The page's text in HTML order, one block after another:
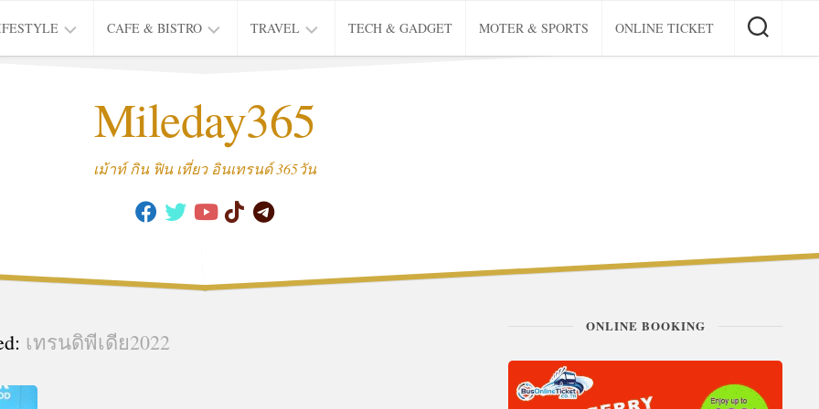
CAFE & BISTRO
CAFE
TRAVEL
THAI
TRIP
TECH & GADGET MOTER & SPORTS ONLINE TICKET
Mileday365
เม้าท์ กิน ฟิน เที่ยว อินเทรนด์ 365วัน
เทรนดิพีเดีย2022
ONLINE BOOKING